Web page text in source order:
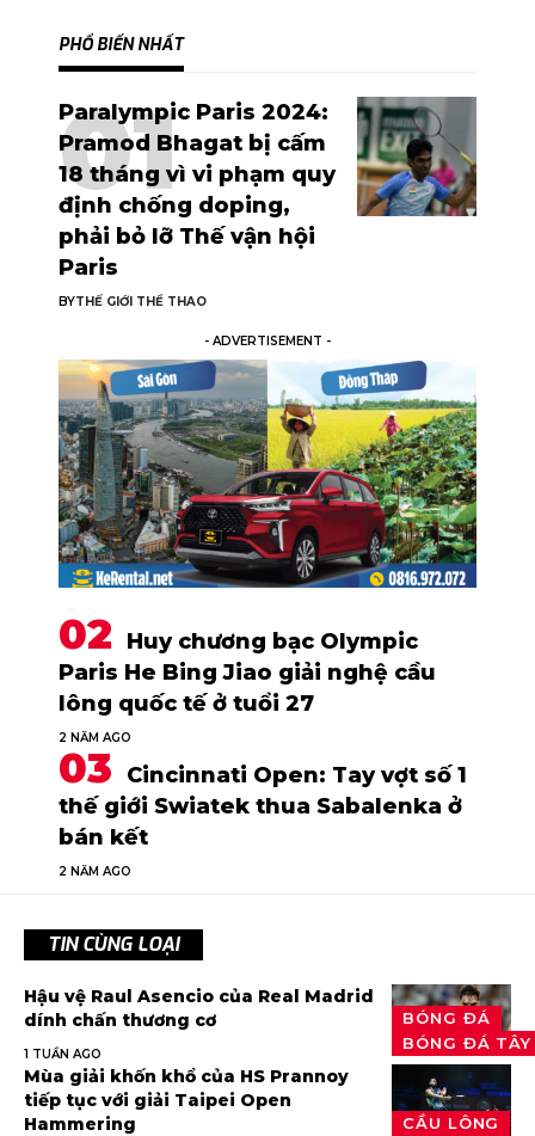
PHỔ BIẾN NHẤT
Paralympic Paris 2024:
Pramod Bhagat bị cấm
18 tháng vì vi phạm quy
định chống doping,
phải bỏ lỡ Thế vận hội
Paris
BYTHẾ GIỚI THỂ THAO
- ADVERTISEMENT -
Huy chương bạc Olympic
Paris He Bing Jiao giải nghệ cầu
lông quốc tế ở tuổi 27
2 NĂM AGO
Cincinnati Open: Tay vợt số 1
thế giới Swiatek thua Sabalenka ở
bán kết
2 NĂM AGO
TIN CÙNG LOẠI
BÓNG ĐÁ
BÓNG ĐÁ
Hậu vệ Raul Asencio của Real Madrid
dính chấn thương cơ
1 TUẦN AGO
CẦU LÔNG
Mùa giải khốn khổ của HS Prannoy
tiếp tục với giải Taipei Open
Hammering